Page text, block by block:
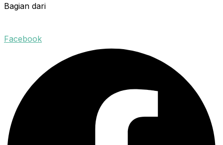
Bagian dari
Facebook